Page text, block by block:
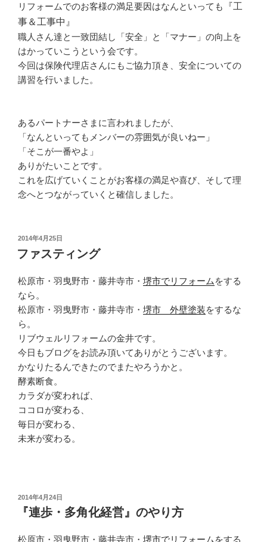
リフォームでのお客様の満足要因はなんといっても
『工
事＆工事中』
職人さん達と一致団結し「安全」と「マナー」の向上を
はかっていこうという会です。
今回は保険代理店さんにもご協力頂き、安全についての
講習を行いました。
あるパートナーさまに言われましたが、
「なんといってもメンバーの雰囲気が良いねー」
「そこが一番やよ」
ありがたいことです。
これを広げていくことがお客様の満足や喜び、そして理
念へとつながっていくと確信しました。
投
稿
日:
2014年4月25日
ファスティング
松原市・羽曳野市・藤井寺市・ 堺市でリフォーム をする
なら。
松原市・羽曳野市・藤井寺市・ 堺市 外壁塗装をするな
ら。
リブウェルリフォームの金井です。
今日もブログをお読み頂いてありがとうございます。
かなりたるんできたのでまたやろうかと。
酵素断食。
カラダが変われば、
ココロが変わる、
毎日が変わる、
未来が変わる。
投
2014年4月24日
『連歩・多角化経営』のやり方
松原市・羽曳野市・藤井寺市・ 堺市でリフォーム をする